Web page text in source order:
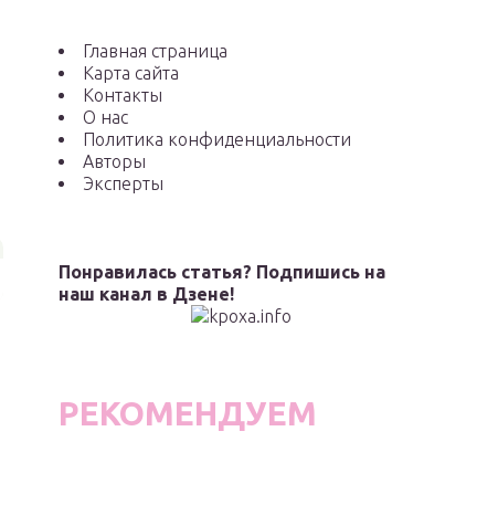
Главная страница
Карта сайта
Контакты
О нас
Политика конфиденциальности
Авторы
Эксперты
Понравилась статья? Подпишись на
наш канал в Дзене!
РЕКОМЕНДУЕМ